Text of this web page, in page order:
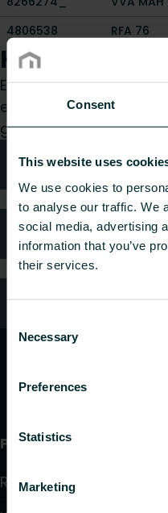
Consent
This website uses
We use cookies to
to analyse our traffic. We
social media, advertising
information that you’ve
their services.
Selection
Necessary
Preferences
Statistics
Marketing
4806538
RFA 76
Hvordan kan
Enten du er
eller sluttbruker, velg
glede ta hånd om
Teknisk
FAQ (Ofte stilte
Kundeservice
Produkter
Radiatorer